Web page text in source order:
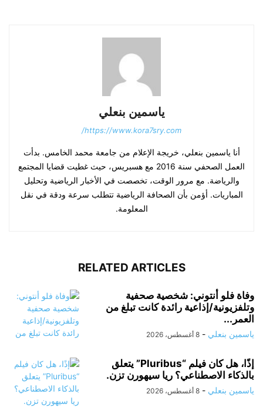
ياسمين بنعلي
https://www.kora7sry.com/
أنا ياسمين بنعلي، خريجة الإعلام من جامعة محمد الخامس. بدأت
العمل الصحفي سنة 2016 مع هسبريس، حيث غطيت قضايا المجتمع
والرياضة. مع مرور الوقت، تخصصت في الأخبار الرياضية وتحليل
المباريات. أؤمن بأن الصحافة الرياضية تتطلب سرعة ودقة في نقل
المعلومة.
RELATED ARTICLES
وفاة فلو أنتوني: شخصية صحفية
وتلفزيونية/إذاعية رائدة كانت تبلغ من
العمر...
ياسمين بنعلي - 8 أغسطس، 2026
إذًا، هل كان فيلم “Pluribus” يتعلق
بالذكاء الاصطناعي؟ ريا سيهورن تزن.
ياسمين بنعلي - 8 أغسطس، 2026